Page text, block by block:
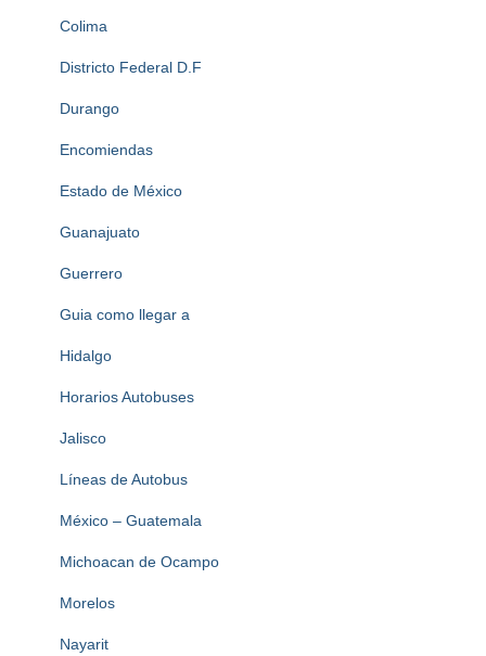
Colima
Districto Federal D.F
Durango
Encomiendas
Estado de México
Guanajuato
Guerrero
Guia como llegar a
Hidalgo
Horarios Autobuses
Jalisco
Líneas de Autobus
México – Guatemala
Michoacan de Ocampo
Morelos
Nayarit